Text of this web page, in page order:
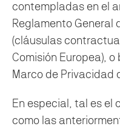
contempladas en el
Reglamento General
(cláusulas
Comisión Europea),
Marco de Privacidad
En especial, tal es el
como las